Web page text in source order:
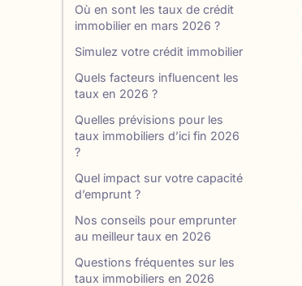
Où en sont les taux de crédit
immobilier en mars 2026 ?
Simulez votre crédit immobilier
Quels facteurs influencent les
taux en 2026 ?
Quelles prévisions pour les
taux immobiliers d’ici fin 2026
?
Quel impact sur votre capacité
d’emprunt ?
Nos conseils pour emprunter
au meilleur taux en 2026
Questions fréquentes sur les
taux immobiliers en 2026